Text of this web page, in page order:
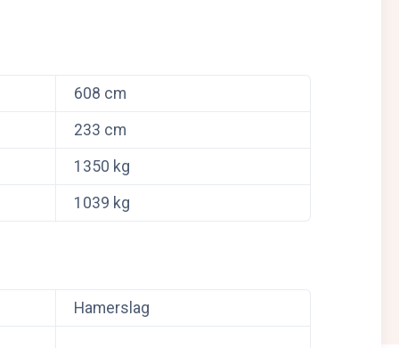
608 cm
233 cm
1350 kg
1039 kg
Hamerslag